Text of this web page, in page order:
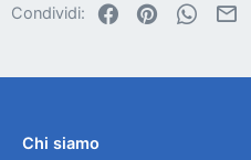
Condividi: FacebookPinterest
Chi siamo